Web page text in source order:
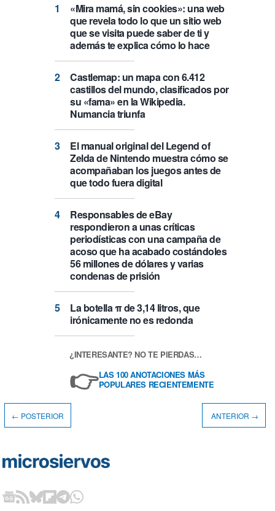
«Mira mamá, sin cookies»: una web
que revela todo lo que un sitio web
que se visita puede saber de ti y
además te explica cómo lo hace
Castlemap: un mapa con 6.412
castillos del mundo, clasificados por
su «fama» en la Wikipedia.
Numancia triunfa
El manual original del Legend of
Zelda de Nintendo muestra cómo se
acompañaban los juegos antes de
que todo fuera digital
Responsables de eBay
respondieron a unas críticas
periodísticas con una campaña de
acoso que ha acabado costándoles
56 millones de dólares y varias
condenas de prisión
La botella π de 3,14 litros, que
irónicamente no es redonda
¿INTERESANTE? NO TE PIERDAS…
👉LAS 100 ANOTACIONES MÁS
POPULARES RECIENTEMENTE
← POSTERIOR ANTERIOR →